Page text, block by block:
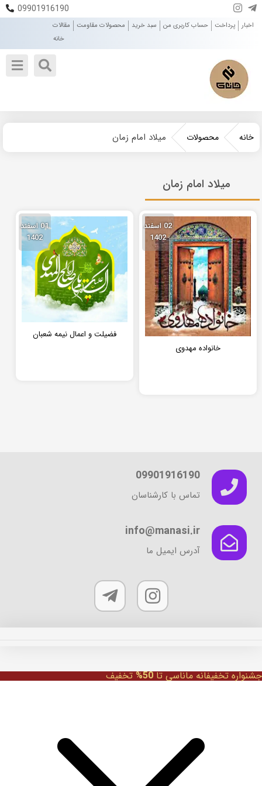
09901916190
اخبار پرداخت حساب کاربری من سبد خرید محصولات مقاومت
مقالات
خانه
خانه محصولات میلاد امام زمان
میلاد امام زمان
02 اسفند
1402
خانواده مهدوی
01 اسفند
1402
فضیلت و اعمال نیمه شعبان
09901916190
تماس با کارشناسان
info@manasi.ir
آدرس ایمیل ما
جشنواره تخفیفانه ماناسی تا50% تخفیف